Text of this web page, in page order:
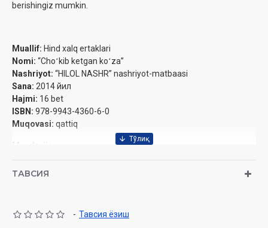
berishingiz mumkin.
Muallif: Hind xalq ertaklari
Nomi: “Choʻkib ketgan koʻza”
Nashriyot: “HILOL NASHR” nashriyot-matbaasi
Sana: 2014 йил
Hajmi: 16 bet
ISBN: 978-9943-4360-6-0
Muqovasi: qattiq
ТАВСИЯ
- Тавсия ёзиш